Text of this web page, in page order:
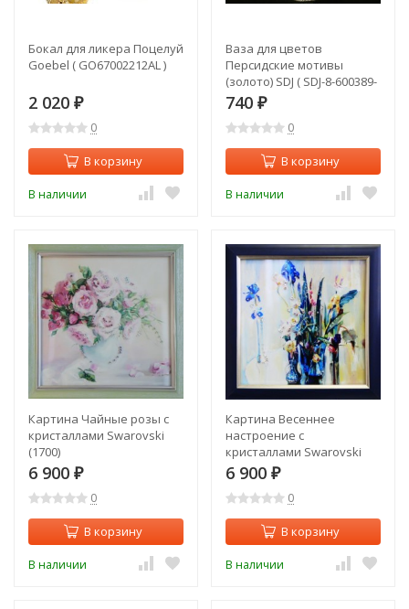
Бокал для ликера Поцелуй
Goebel ( GO67002212AL )
2 020 ₽
0
В корзину
В наличии
Ваза для цветов
Персидские мотивы
(золото) SDJ ( SDJ-8-600389-
1G-AL )
740 ₽
0
В корзину
В наличии
Картина Чайные розы с
кристаллами Swarovski
(1700)
6 900 ₽
0
В корзину
В наличии
Картина Весеннее
настроение с
кристаллами Swarovski
(1696)
6 900 ₽
0
В корзину
В наличии